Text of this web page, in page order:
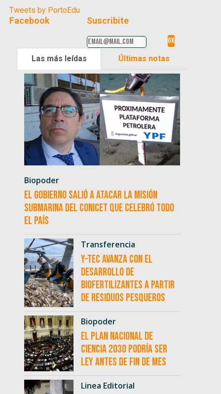
Tweets by PortoEdu
Facebook Suscribite
Las más leídas Últimas notas
Biopoder
El Gobierno salió a atacar la misión
submarina del CONICET que celebró todo
el país
Transferencia
Y-TEC avanza con el
desarrollo de
biofertilizantes a partir
de residuos pesqueros
Biopoder
El Plan Nacional de
Ciencia 2030 podría ser
ley antes de fin de mes
Linea Editorial